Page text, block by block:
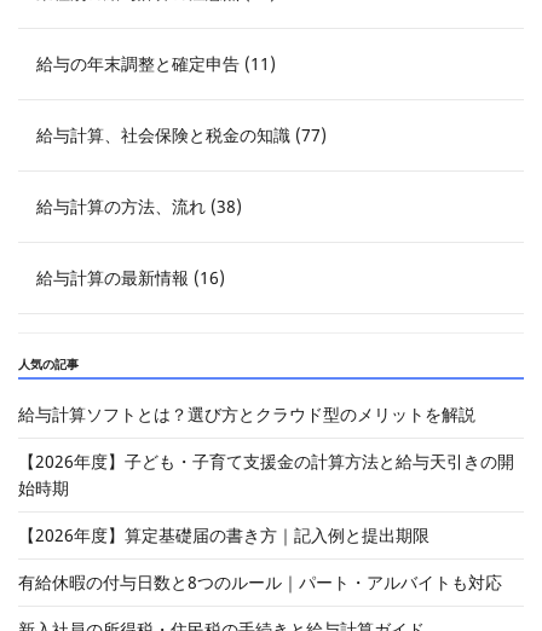
給与の年末調整と確定申告 (11)
給与計算、社会保険と税金の知識 (77)
給与計算の方法、流れ (38)
給与計算の最新情報 (16)
人気の記事
給与計算ソフトとは？選び方とクラウド型のメリットを解説
【2026年度】子ども・子育て支援金の計算方法と給与天引きの開
始時期
【2026年度】算定基礎届の書き方｜記入例と提出期限
有給休暇の付与日数と8つのルール｜パート・アルバイトも対応